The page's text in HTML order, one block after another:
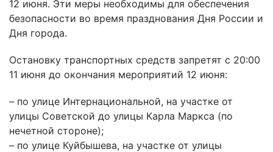
12 июня. Эти меры необходимы для обеспечения
безопасности во время празднования Дня России и
Дня города.
Остановку транспортных средств запретят с 20:00
11 июня до окончания мероприятий 12 июня:
– по улице Интернациональной, на участке от
улицы Советской до улицы Карла Маркса (по
нечетной стороне);
– по улице Куйбышева, на участке от улицы